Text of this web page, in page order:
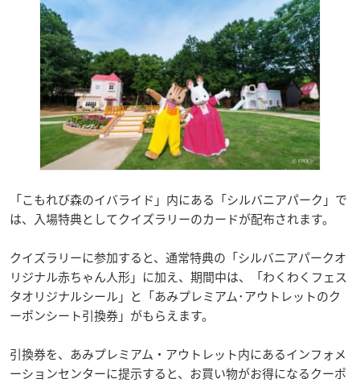
「こもれび森のイバライド」内にある「シルバニアパーク」で
は、入場特典としてクイズラリーのカードが配布されます。
クイズラリーに参加すると、通常特典の「シルバニアパークオ
リジナル赤ちゃん人形」に加え、期間中は、「わくわくフェス
タオリジナルシール」と「あみプレミアム･アウトレットのク
ーポンシート引換券」がもらえます。
引換券を、あみプレミアム・アウトレット内にあるインフォメ
ーションセンターに提示すると、お買い物がお得になるクーポ